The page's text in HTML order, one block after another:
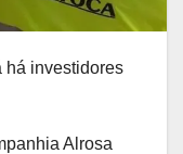
há investidores
Alrosa